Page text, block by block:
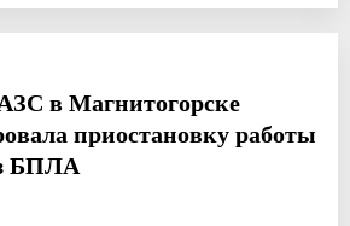
в Магнитогорске
приостановку работы
БПЛА